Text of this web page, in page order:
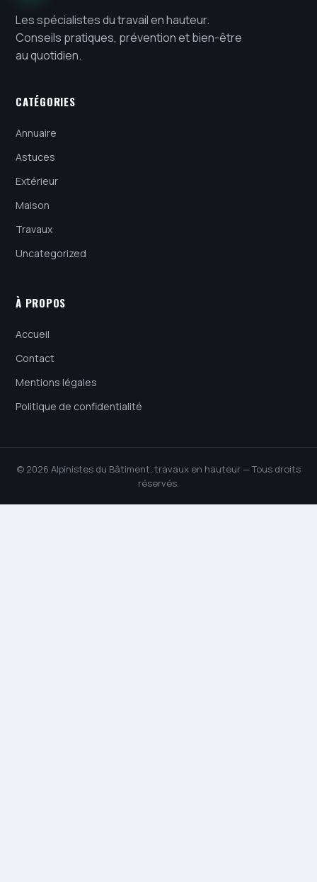
Les spécialistes du travail en hauteur.
Conseils pratiques, prévention et bien-être
au quotidien.
CATÉGORIES
Annuaire
Astuces
Extérieur
Maison
Travaux
Uncategorized
À PROPOS
Accueil
Contact
Mentions légales
Politique de confidentialité
© 2026 Alpinistes du Bâtiment, travaux en hauteur — Tous droits
réservés.